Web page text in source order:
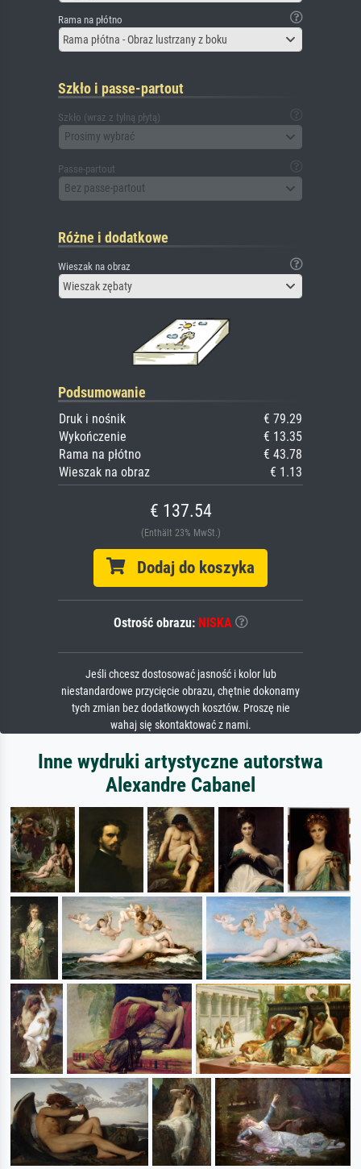
Rama na płótno
Rama płótna - Obraz lustrzany z boku
Szkło i passe-partout
Szkło (wraz z tylną płytą)
Prosimy wybrać
Passe-partout
Bez passe-partout
Różne i dodatkowe
Wieszak na obraz
Wieszak zębaty
Podsumowanie
Druk i nośnik
€ 79.29
Wykończenie
€ 13.35
Rama na płótno
€ 43.78
Wieszak na obraz
€ 1.13
€ 137.54
(Enthält 23% MwSt.)
Dodaj do koszyka
Ostrość obrazu: NISKA
Jeśli chcesz dostosować jasność i kolor lub
niestandardowe przycięcie obrazu, chętnie dokonamy
tych zmian bez dodatkowych kosztów. Proszę nie
wahaj się skontaktować z nami.
Inne wydruki artystyczne autorstwa
Alexandre Cabanel